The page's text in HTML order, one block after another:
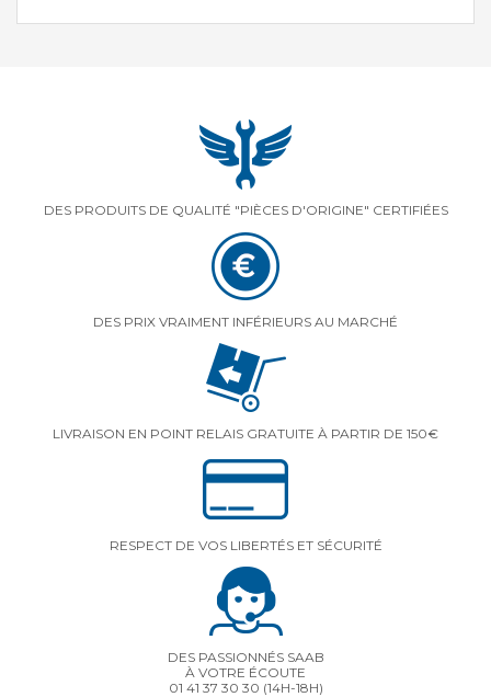
DES PRODUITS DE QUALITÉ "PIÈCES D'ORIGINE" CERTIFIÉES
DES PRIX VRAIMENT INFÉRIEURS AU MARCHÉ
LIVRAISON EN POINT RELAIS GRATUITE À PARTIR DE 150€
RESPECT DE VOS LIBERTÉS ET SÉCURITÉ
DES PASSIONNÉS SAAB
À VOTRE ÉCOUTE
01 41 37 30 30 (14H-18H)